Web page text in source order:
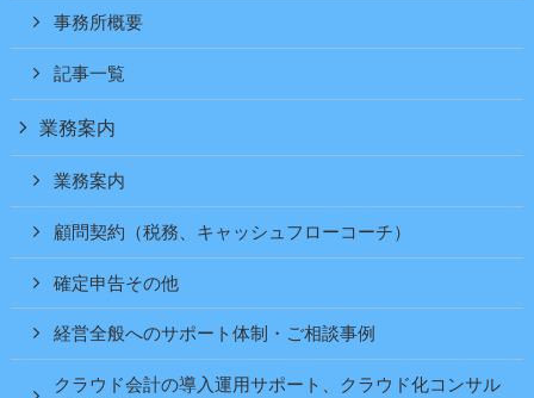
事務所概要
記事一覧
業務案内
業務案内
顧問契約（税務、キャッシュフローコーチ）
確定申告その他
経営全般へのサポート体制・ご相談事例
クラウド会計の導入運用サポート、クラウド化コンサル